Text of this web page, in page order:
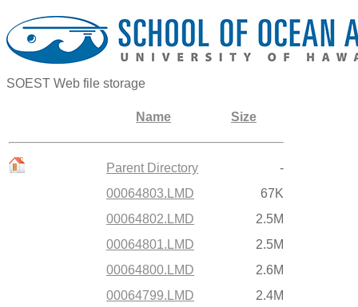
SOEST Web file storage
Name Size
Parent Directory
-
00064803.LMD
67K
00064802.LMD
2.5M
00064801.LMD
2.5M
00064800.LMD
2.6M
00064799.LMD
2.4M